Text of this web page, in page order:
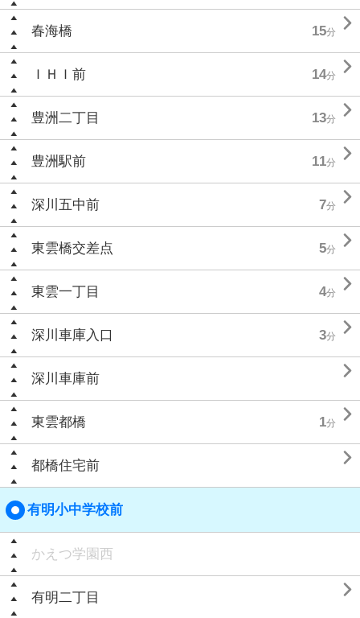
春海橋 15分 
ＩＨＩ前 14分 
豊洲二丁目 13分 
豊洲駅前 11分 
深川五中前 7分 
東雲橋交差点 5分 
東雲一丁目 4分 
深川車庫入口 3分 
深川車庫前 
東雲都橋 1分 
都橋住宅前 
有明小中学校前
かえつ学園西
有明二丁目 